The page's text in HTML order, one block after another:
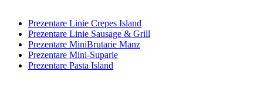
Prezentare Linie Crepes Island
Prezentare Linie Sausage & Grill
Prezentare MiniBrutarie Manz
Prezentare Mini-Suparie
Prezentare Pasta Island